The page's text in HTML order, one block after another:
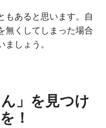
もあると思います。自
無くしてしまった場合
しょう。
」を見つけ
！